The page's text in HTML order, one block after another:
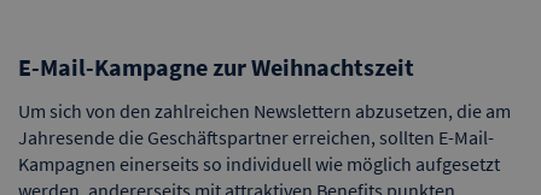
E-Mail-Kampagne zur Weihnachtszeit
Um sich von den zahlreichen Newslettern abzusetzen, die am
Jahresende die Geschäftspartner erreichen, sollten E-Mail-
Kampagnen einerseits so individuell wie möglich aufgesetzt